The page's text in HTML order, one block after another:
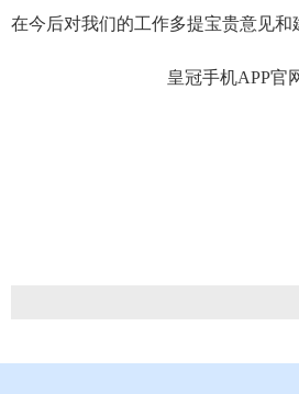
在今后对我们的工作多提宝贵意见和
皇冠手机APP官